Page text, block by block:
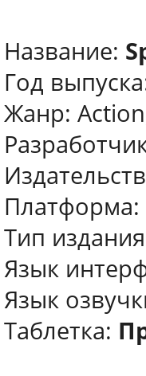
Название:
Год
Жанр:
Платформа:
Тип
Язык
Язык
Таблетка: